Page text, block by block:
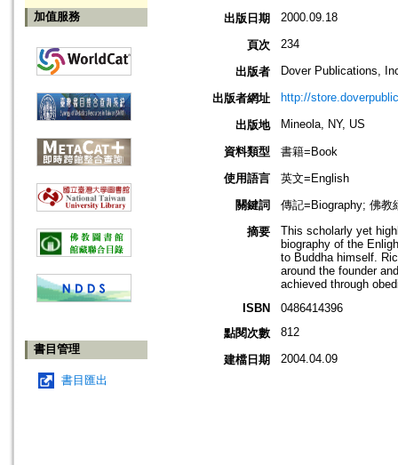
加值服務
書目管理
書目匯出
出版日期 2000.09.18
頁次 234
出版者 Dover Publications,
出版者網址 http://
出版地 Mineola, NY, US
資料類型
書籍=Book
使用語言
英文=English
關鍵詞
傳記=Biography; 佛教
摘要
This scholarly yet
biography of the
to Buddha himself.
around the founder
achieved through
ISBN
0486414396
點閱次數
812
建檔日期 2004.04.09